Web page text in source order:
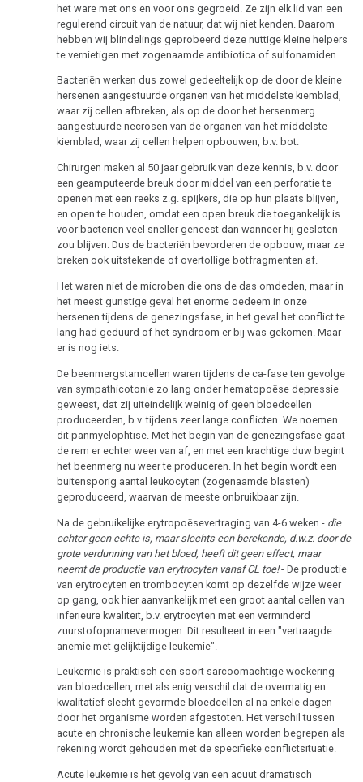
het ware met ons en voor ons gegroeid. Ze zijn elk lid van een
regulerend circuit van de natuur, dat wij niet kenden. Daarom
hebben wij blindelings geprobeerd deze nuttige kleine helpers
te vernietigen met zogenaamde antibiotica of sulfonamiden.
Bacteriën werken dus zowel gedeeltelijk op de door de kleine
hersenen aangestuurde organen van het middelste kiemblad,
waar zij cellen afbreken, als op de door het hersenmerg
aangestuurde necrosen van de organen van het middelste
kiemblad, waar zij cellen helpen opbouwen, b.v. bot.
Chirurgen maken al 50 jaar gebruik van deze kennis, b.v. door
een geamputeerde breuk door middel van een perforatie te
openen met een reeks z.g. spijkers, die op hun plaats blijven,
en open te houden, omdat een open breuk die toegankelijk is
voor bacteriën veel sneller geneest dan wanneer hij gesloten
zou blijven. Dus de bacteriën bevorderen de opbouw, maar ze
breken ook uitstekende of overtollige botfragmenten af.
Het waren niet de microben die ons de das omdeden, maar in
het meest gunstige geval het enorme oedeem in onze
hersenen tijdens de genezingsfase, in het geval het conflict te
lang had geduurd of het syndroom er bij was gekomen. Maar
er is nog iets.
De beenmergstamcellen waren tijdens de ca-fase ten gevolge
van sympathicotonie zo lang onder hematopoëse depressie
geweest, dat zij uiteindelijk weinig of geen bloedcellen
produceerden, b.v. tijdens zeer lange conflicten. We noemen
dit panmyelophtise. Met het begin van de genezingsfase gaat
de rem er echter weer van af, en met een krachtige duw begint
het beenmerg nu weer te produceren. In het begin wordt een
buitensporig aantal leukocyten (zogenaamde blasten)
geproduceerd, waarvan de meeste onbruikbaar zijn.
Na de gebruikelijke erytropoësevertraging van 4-6 weken - die
echter geen echte is, maar slechts een berekende, d.w.z. door de
grote verdunning van het bloed, heeft dit geen effect, maar
neemt de productie van erytrocyten vanaf CL toe!- De productie
van erytrocyten en trombocyten komt op dezelfde wijze weer
op gang, ook hier aanvankelijk met een groot aantal cellen van
inferieure kwaliteit, b.v. erytrocyten met een verminderd
zuurstofopnamevermogen. Dit resulteert in een "vertraagde
anemie met gelijktijdige leukemie".
Leukemie is praktisch een soort sarcoomachtige woekering
van bloedcellen, met als enig verschil dat de overmatig en
kwalitatief slecht gevormde bloedcellen al na enkele dagen
door het organisme worden afgestoten. Het verschil tussen
acute en chronische leukemie kan alleen worden begrepen als
rekening wordt gehouden met de specifieke conflictsituatie.
Acute leukemie is het gevolg van een acuut dramatisch